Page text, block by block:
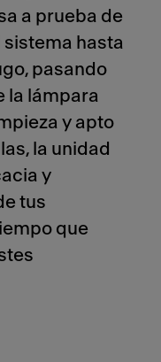
a prueba de
hasta
pasando
la lámpara
y apto
la unidad
y
tus
que